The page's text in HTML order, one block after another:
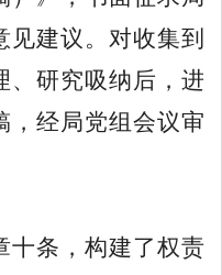
见建议。对收集到
、研究吸纳后，进
，经局党组会议审
十条，构建了权责